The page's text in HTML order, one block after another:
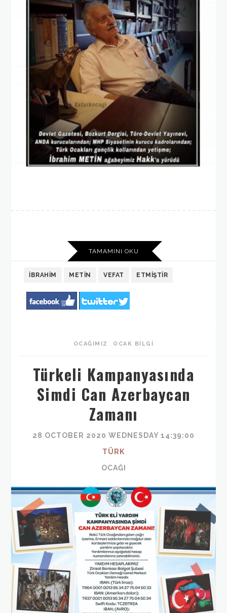
TAMAMINI OKU
İBRAHIM METIN VEFAT ETMIŞTIR
OCAĞIMIZ , OCAK BILGI
Türkeli Kampanyasında
Simdi Can Azerbaycan
Zamanı
28 OCTOBER 2020 WEDNESDAY 14:39:00
TÜRK
OCAĞI